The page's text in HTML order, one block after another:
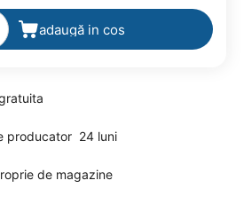
adaugă in cos
producator 24 luni
de magazine